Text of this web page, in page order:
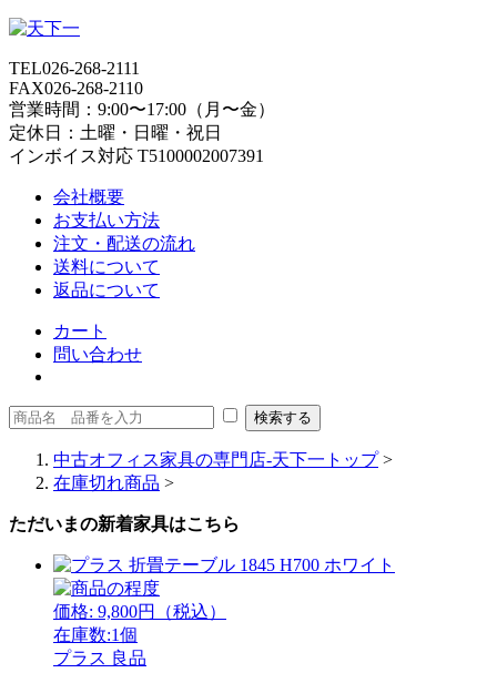
TEL026-268-2111
FAX026-268-2110
営業時間：9:00〜17:00（月〜金）
定休日：土曜・日曜・祝日
インボイス対応 T5100002007391
会社概要
お支払い方法
注文・配送の流れ
送料について
返品について
カート
問い合わせ
中古オフィス家具の専門店-天下一トップ>
在庫切れ商品 >
ただいまの新着家具はこちら
価格: 9,800円（税込）
在庫数:1個
プラス 良品